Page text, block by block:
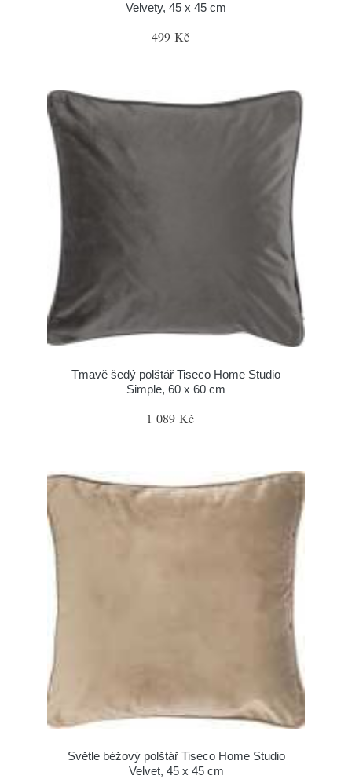
Velvety, 45 x 45 cm
499 Kč
Tmavě šedý polštář Tiseco Home Studio
Simple, 60 x 60 cm
1 089 Kč
Světle béžový polštář Tiseco Home Studio
Velvet, 45 x 45 cm